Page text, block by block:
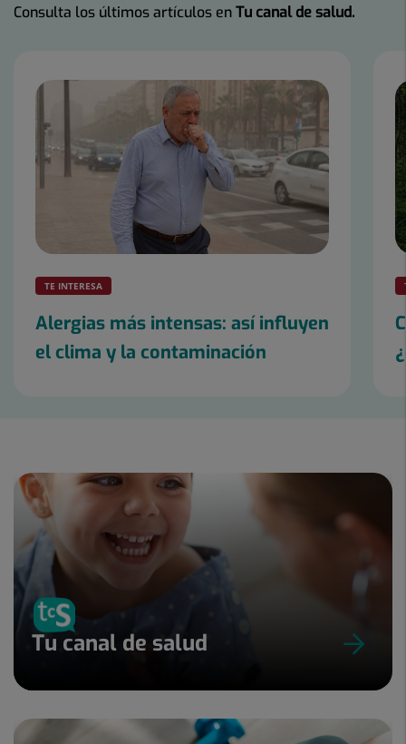
Consulta los últimos artículos enTu canal de salud.
diapositivas:
TE INTERESA
Alergias más intensas: así influyen
el clima y la contaminación
Tu canal de salud